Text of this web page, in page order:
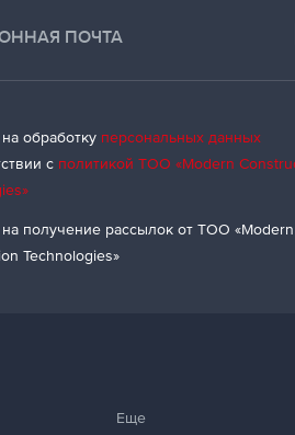
обработку персональных данных
с политикой ТОО «Modern
на получение рассылок от ТОО «Modern
Technologies»
Еще